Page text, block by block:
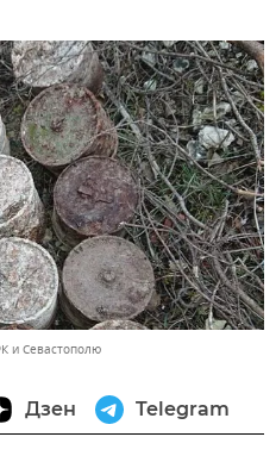
и Севастополю
Дзен Telegram